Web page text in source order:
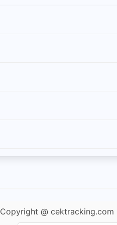
Copyright @ cektracking.com |